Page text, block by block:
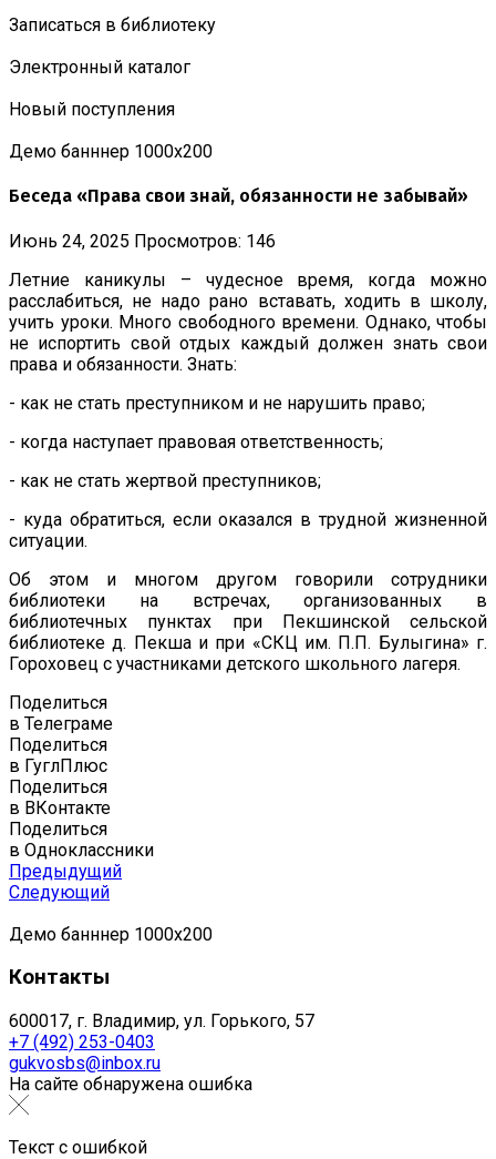
Записаться в библиотеку
Электронный каталог
Новый поступления
Демо банннер 1000х200
Беседа «Права свои знай, обязанности не забывай»
Июнь 24, 2025 Просмотров: 146
Летние каникулы – чудесное время, когда можно
расслабиться, не надо рано вставать, ходить в школу,
учить уроки. Много свободного времени. Однако, чтобы
не испортить свой отдых каждый должен знать свои
права и обязанности. Знать:
- как не стать преступником и не нарушить право;
- когда наступает правовая ответственность;
- как не стать жертвой преступников;
- куда обратиться, если оказался в трудной жизненной
ситуации.
Об этом и многом другом говорили сотрудники
библиотеки на встречах, организованных в
библиотечных пунктах при Пекшинской сельской
библиотеке д. Пекша и при «СКЦ им. П.П. Булыгина» г.
Гороховец с участниками детского школьного лагеря.
Поделиться
в Телеграме
Поделиться
в ГуглПлюс
Поделиться
в ВКонтакте
Поделиться
в Одноклассники
Предыдущий
Следующий
Демо банннер 1000х200
Контакты
600017, г. Владимир, ул. Горького, 57
+7 (492) 253-0403
gukvosbs@inbox.ru
На сайте обнаружена ошибка
Текст с ошибкой